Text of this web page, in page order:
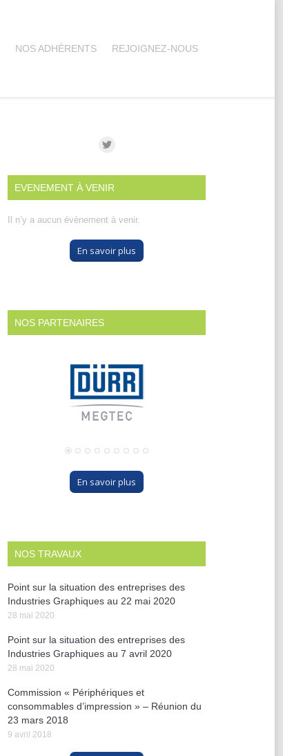
NOS ADHÉRENTS REJOIGNEZ-NOUS
EVENEMENT À VENIR
Il n’y a aucun évènement à venir.
En savoir plus
NOS PARTENAIRES
En savoir plus
NOS TRAVAUX
Point sur la situation des entreprises des
Industries Graphiques au 22 mai 2020
28 mai 2020
Point sur la situation des entreprises des
Industries Graphiques au 7 avril 2020
28 mai 2020
Commission « Périphériques et
consommables d’impression » – Réunion du
23 mars 2018
9 avril 2018